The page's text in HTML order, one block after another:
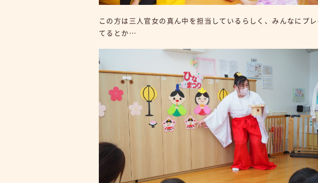
この方は三人官女の真ん中を担当しているらしく、みんなにプ
てるとか…